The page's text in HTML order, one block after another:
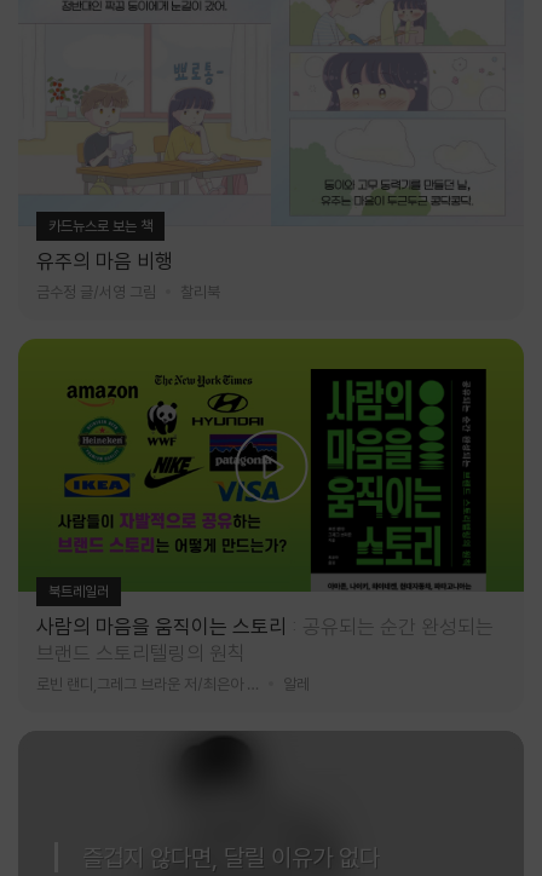
카드뉴스로 보는 책
유주의 마음 비행
금수정 글/서영 그림 찰리북
북트레일러
사람의 마음을 움직이는 스토리
공유되는 순간 완성되는
브랜드 스토리텔링의 원칙
알레
즐겁지 않다면, 달릴 이유가 없다